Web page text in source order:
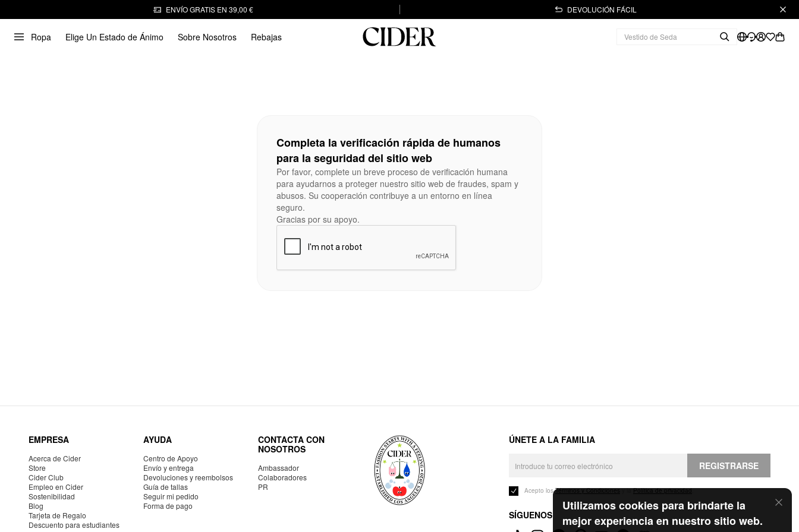
ENVÍO GRATIS EN 39,00 € DEVOLUCIÓN FÁCIL
Ropa Elige Un Estado de Ánimo Sobre Nosotros Rebajas
Utilizamos cookies para brindarte la
mejor experiencia en nuestro sitio web.
Completa la verificación rápida de humanos
para la seguridad del sitio web
Por favor, complete un breve proceso de verificación humana
para ayudarnos a proteger nuestro sitio web de fraudes, spam y
abusos. Su cooperación contribuye a un entorno en línea
seguro.
Gracias por su apoyo.
EMPRESA
Acerca de Cider
Store
Cider Club
Empleo en Cider
Sostenibilidad
Blog
Tarjeta de Regalo
Descuento para estudiantes
AYUDA
Centro de Apoyo
Envío y entrega
Devoluciones y reembolsos
Guía de tallas
Seguir mi pedido
Forma de pago
CONTACTA CON
NOSOTROS
Ambassador
Colaboradores
PR
ÚNETE A LA FAMILIA
REGISTRARSE
Acepto losTérminos y Condicionesy laPolítica de privacidad.
SÍGUENOS